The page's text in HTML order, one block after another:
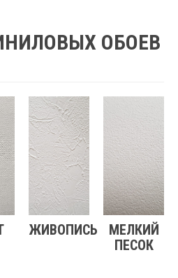
ОБОЕВ
ЖИВОПИСЬ
МЕЛКИЙ
ПЕСОК